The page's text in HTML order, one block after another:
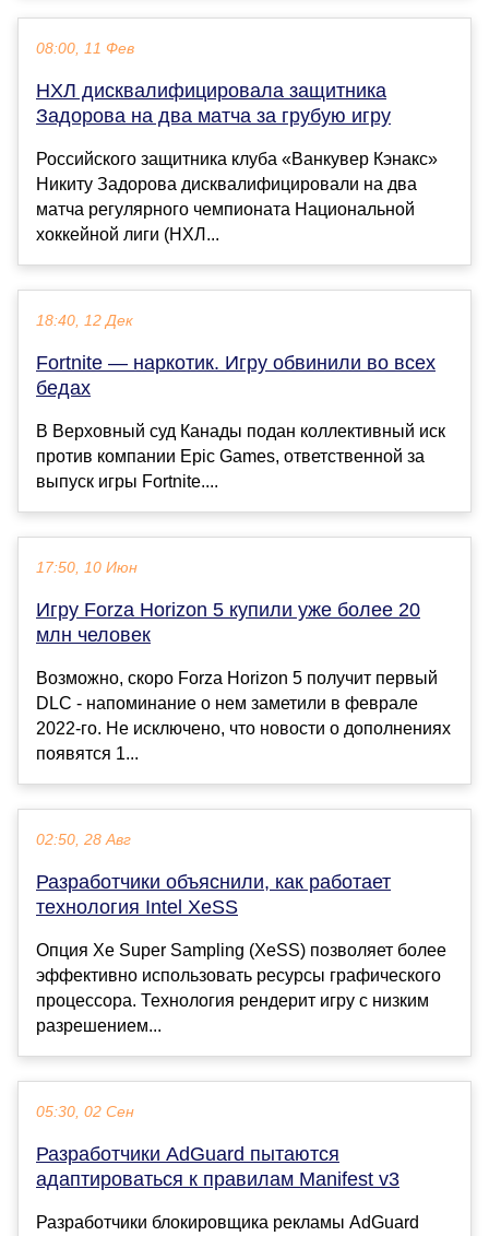
08:00, 11 Фев
НХЛ дисквалифицировала защитника
Задорова на два матча за грубую игру
Российского защитника клуба «Ванкувер Кэнакс»
Никиту Задорова дисквалифицировали на два
матча регулярного чемпионата Национальной
хоккейной лиги (НХЛ...
18:40, 12 Дек
Fortnite — наркотик. Игру обвинили во всех
бедах
В Верховный суд Канады подан коллективный иск
против компании Epic Games, ответственной за
выпуск игры Fortnite....
17:50, 10 Июн
Игру Forza Horizon 5 купили уже более 20
млн человек
Возможно, скоро Forza Horizon 5 получит первый
DLC - напоминание о нем заметили в феврале
2022-го. Не исключено, что новости о дополнениях
появятся 1...
02:50, 28 Авг
Разработчики объяснили, как работает
технология Intel XeSS
Опция Xe Super Sampling (XeSS) позволяет более
эффективно использовать ресурсы графического
процессора. Технология рендерит игру с низким
разрешением...
05:30, 02 Сен
Разработчики AdGuard пытаются
адаптироваться к правилам Manifest v3
Разработчики блокировщика рекламы AdGuard